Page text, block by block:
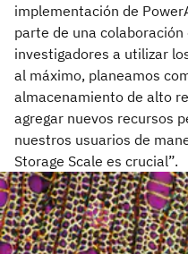
implementación de
parte de una
investigadores a utilizar
al máximo, planeamos
almacenamiento de alto
agregar nuevos recursos
nuestros usuarios de
Storage Scale es crucial”.